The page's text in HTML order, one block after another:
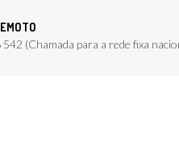
(Chamada para a rede fixa